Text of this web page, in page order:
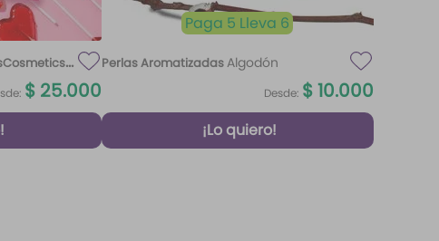
$ 25.000
Paga 5 Lleva 6
Perlas AromatizadasAlgodón
Desde: $10.000
¡Lo quiero!